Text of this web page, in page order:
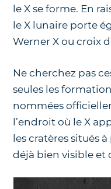
le X se forme. En
le X lunaire porte
Werner X ou croix
Ne cherchez pas
seules les
nommées
l’endroit où le X
les cratères situés
déjà bien visible et